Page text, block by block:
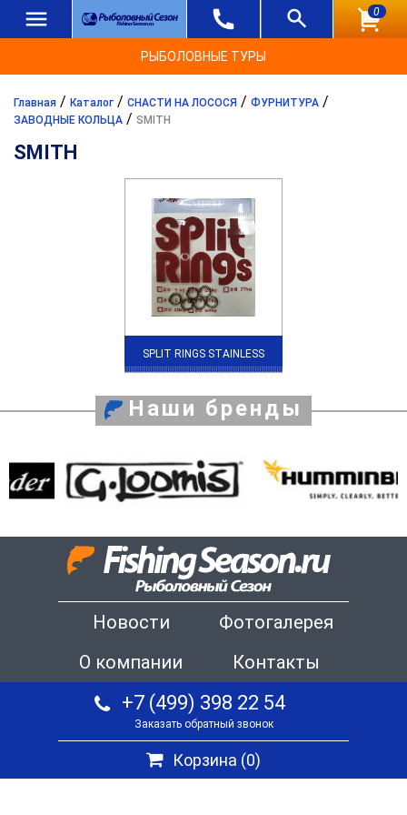
0
РЫБОЛОВНЫЕ ТУРЫ
Главная / Каталог / СНАСТИ НА ЛОСОСЯ / ФУРНИТУРА /
ЗАВОДНЫЕ КОЛЬЦА / SMITH
SMITH
SPLIT RINGS STAINLESS
Наши бренды
Новости
Фотогалерея
О компании
Контакты
+7 (499) 398 22 54
Заказать обратный звонок
Корзина (0)